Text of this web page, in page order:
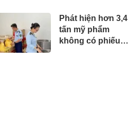
Phát hiện hơn 3,4
tấn mỹ phẩm
không có phiếu